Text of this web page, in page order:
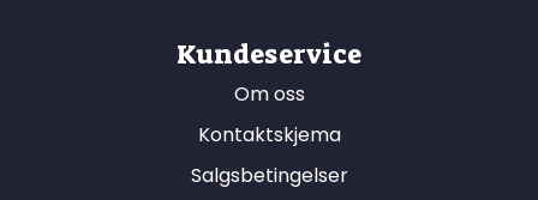
Kundeservice
Om oss
Kontaktskjema
Salgsbetingelser